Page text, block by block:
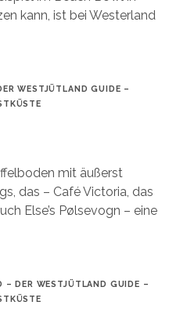
kann, ist bei Westerland
WESTJÜTLAND GUIDE –
mit äußerst
das – Café Victoria, das
Else’s Pølsevogn – eine
– DER WESTJÜTLAND GUIDE –